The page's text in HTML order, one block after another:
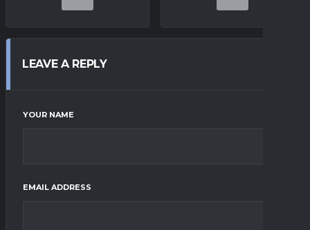
LEAVE A REPLY
YOUR NAME
EMAIL ADDRESS